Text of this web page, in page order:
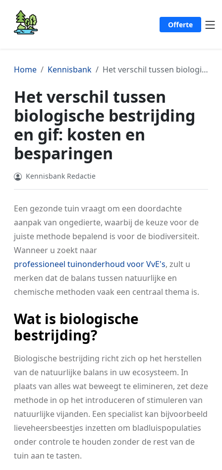
Offerte
Home Kennisbank Het verschil tussen biologische bestrijding en gif: kosten en besparingen
Het verschil tussen
biologische bestrijding
en gif: kosten en
besparingen
Kennisbank Redactie
Een gezonde tuin vraagt om een doordachte
aanpak van ongedierte, waarbij de keuze voor de
juiste methode bepalend is voor de biodiversiteit.
Wanneer u zoekt naar
professioneel tuinonderhoud voor VvE's, zult u
merken dat de balans tussen natuurlijke en
chemische methoden vaak een centraal thema is.
Wat is biologische
bestrijding?
Biologische bestrijding richt zich op het herstellen
van de natuurlijke balans in uw ecosysteem. In
plaats van alles wat beweegt te elimineren, zet deze
methode in op het introduceren of stimuleren van
natuurlijke vijanden. Een specialist kan bijvoorbeeld
lieveheersbeestjes inzetten om bladluispopulaties
onder controle te houden zonder de rest van de
tuin aan te tasten.